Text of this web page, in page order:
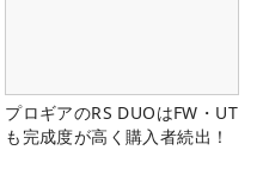
プロギアのRS DUOはFW・UT
も完成度が高く購入者続出！